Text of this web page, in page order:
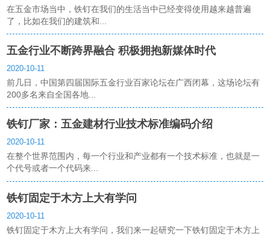
在五金市场当中，铁钉在我们的生活当中已经变得使用越来越普遍
了，比如在我们的建筑和...
五金行业不断跨界融合 积极拥抱新媒体时代
2020-10-11
前几日，中国第四届国际五金行业百家论坛在广西闭幕，这场论坛有
200多名来自全国各地...
铁钉厂家：五金建材行业技术标准编码介绍
2020-10-11
在整个世界范围内，每一个行业和产业都有一个技术标准，也就是一
个代号或者一个代码来...
铁钉固定于木方上大有学问
2020-10-11
铁钉固定于木方上大有学问，我们来一起研究一下铁钉固定于木方上